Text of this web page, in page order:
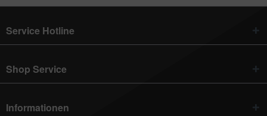
Service Hotline
Shop Service
Informationen